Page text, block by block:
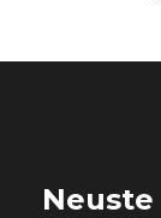
Neuste